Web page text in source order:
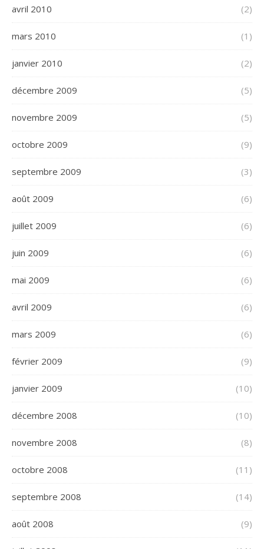
avril 2010 (2)
mars 2010 (1)
janvier 2010 (2)
décembre 2009 (5)
novembre 2009 (5)
octobre 2009 (9)
septembre 2009 (3)
août 2009 (6)
juillet 2009 (6)
juin 2009 (6)
mai 2009 (6)
avril 2009 (6)
mars 2009 (6)
février 2009 (9)
janvier 2009 (10)
décembre 2008 (10)
novembre 2008 (8)
octobre 2008 (11)
septembre 2008 (14)
août 2008 (9)